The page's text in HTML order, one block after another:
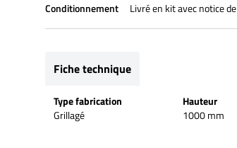
Conditionnement
Livré en kit avec notice
Fiche technique
Type fabrication
Grillagé
Hauteur
1000 mm